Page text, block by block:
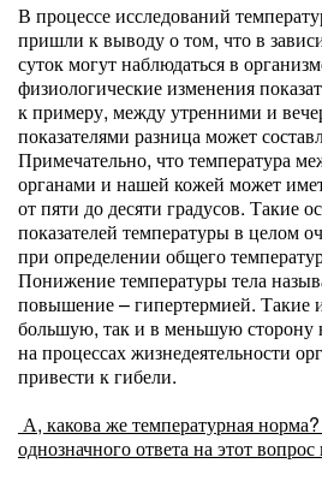
В процессе исследований
пришли к выводу о том, что в
суток могут наблюдаться в
физиологические изменения
к примеру, между утренними и
показателями разница может
Примечательно, что температура
органами и нашей кожей может
от пяти до десяти градусов. Такие
показателей температуры в целом
при определении общего
Понижение температуры тела
повышение – гипертермией. Такие
большую, так и в меньшую сторону
на процессах жизнедеятельности
привести к гибели.
А, какова же температурная
однозначного ответа на этот вопрос